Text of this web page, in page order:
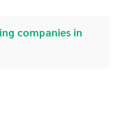
companies in